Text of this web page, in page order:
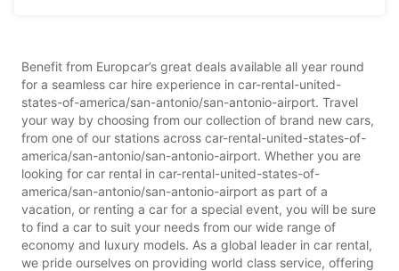
Benefit from Europcar’s great deals available all year round
for a seamless car hire experience in car-rental-united-
states-of-america/san-antonio/san-antonio-airport. Travel
your way by choosing from our collection of brand new cars,
from one of our stations across car-rental-united-states-of-
america/san-antonio/san-antonio-airport. Whether you are
looking for car rental in car-rental-united-states-of-
america/san-antonio/san-antonio-airport as part of a
vacation, or renting a car for a special event, you will be sure
to find a car to suit your needs from our wide range of
economy and luxury models. As a global leader in car rental,
we pride ourselves on providing world class service, offering